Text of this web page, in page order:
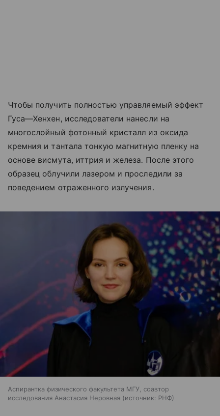
Чтобы получить полностью управляемый эффект
Гуса—Хенхен, исследователи нанесли на
многослойный фотонный кристалл из оксида
кремния и тантала тонкую магнитную пленку на
основе висмута, иттрия и железа. После этого
образец облучили лазером и проследили за
поведением отраженного излучения.
Аспирантка физического факультета МГУ, соавтор
исследования Анастасия Неровная
источник: РНФ